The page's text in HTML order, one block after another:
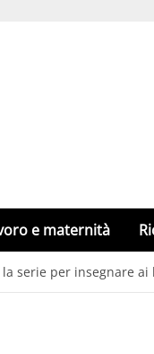
e maternità
la serie per insegnare